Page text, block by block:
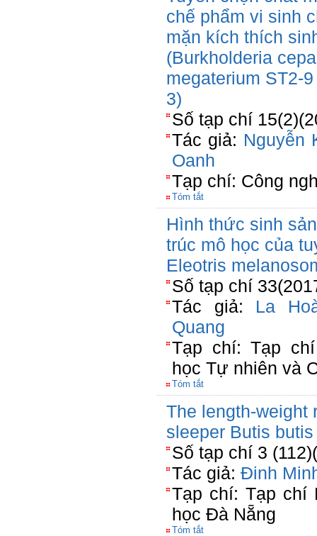
chế phẩm vi sinh
mặn kích thích
(Burkholderia
megaterium ST2-
3)
Số tạp chí
Tác giả: Nguyễn
Oanh
Tạp chí: Công
Tóm tắt
Hình thức sinh
trúc mô học của
Eleotris
Số tạp chí
Tác giả: La
Quang
Tạp chí: Tạp
học Tự nhiên và
Tóm tắt
The length-weight
sleeper Butis butis
Số tạp chí 3
Tác giả: Đinh
Tạp chí: Tạp chí
học Đà Nẵng
Tóm tắt